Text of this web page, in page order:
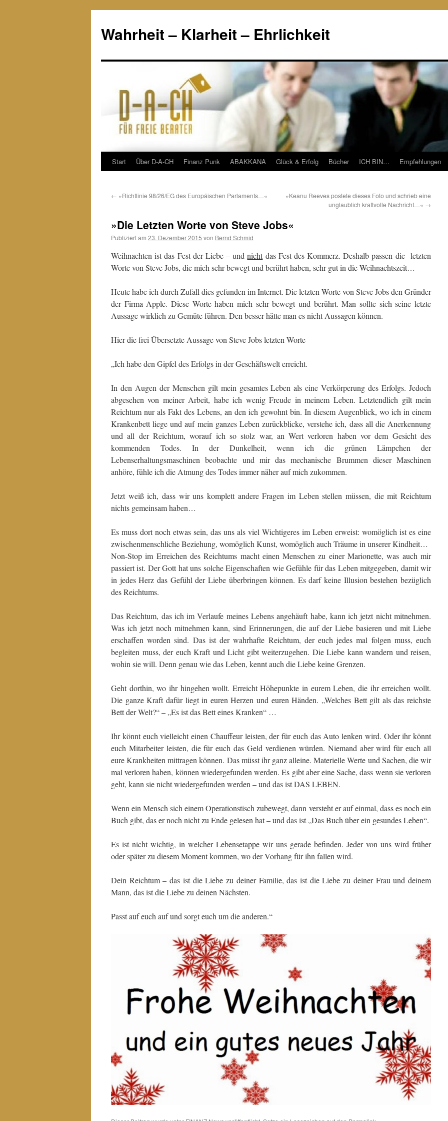
Wahrheit – Klarheit – Ehrlichkeit
Zum
springen
Start Über D-A-CH Finanz Punk ABAKKANA Glück & Erfolg Bücher ICH BIN… Empfehlungen
← »Richtlinie 98/26/EG des Europäischen Parlaments…«
»Keanu Reeves postete dieses Foto und schrieb eine
unglaublich kraftvolle Nachricht…« →
»Die Letzten Worte von Steve Jobs«
Publiziert am 23. Dezember 2015 von Bernd Schmid
Weihnachten ist das Fest der Liebe – undnichtdas Fest des Kommerz. Deshalb passen die letzten
Worte von Steve Jobs, die mich sehr bewegt und berührt haben, sehr gut in die Weihnachtszeit…
Heute habe ich durch Zufall dies gefunden im Internet. Die letzten Worte von Steve Jobs den Gründer
der Firma Apple. Diese Worte haben mich sehr bewegt und berührt. Man sollte sich seine letzte
Aussage wirklich zu Gemüte führen. Den besser hätte man es nicht Aussagen können.
Hier die frei Übersetzte Aussage von Steve Jobs letzten Worte
„Ich habe den Gipfel des Erfolgs in der Geschäftswelt erreicht.
In den Augen der Menschen gilt mein gesamtes Leben als eine Verkörperung des Erfolgs. Jedoch
abgesehen von meiner Arbeit, habe ich wenig Freude in meinem Leben. Letztendlich gilt mein
Reichtum nur als Fakt des Lebens, an den ich gewohnt bin. In diesem Augenblick, wo ich in einem
Krankenbett liege und auf mein ganzes Leben zurückblicke, verstehe ich, dass all die Anerkennung
und all der Reichtum, worauf ich so stolz war, an Wert verloren haben vor dem Gesicht des
kommenden Todes. In der Dunkelheit, wenn ich die grünen Lämpchen der
Lebenserhaltungsmaschinen beobachte und mir das mechanische Brummen dieser Maschinen
anhöre, fühle ich die Atmung des Todes immer näher auf mich zukommen.
Jetzt weiß ich, dass wir uns komplett andere Fragen im Leben stellen müssen, die mit Reichtum
nichts gemeinsam haben…
Es muss dort noch etwas sein, das uns als viel Wichtigeres im Leben erweist: womöglich ist es eine
zwischenmenschliche Beziehung, womöglich Kunst, womöglich auch Träume in unserer Kindheit…
Non-Stop im Erreichen des Reichtums macht einen Menschen zu einer Marionette, was auch mir
passiert ist. Der Gott hat uns solche Eigenschaften wie Gefühle für das Leben mitgegeben, damit wir
in jedes Herz das Gefühl der Liebe überbringen können. Es darf keine Illusion bestehen bezüglich
des Reichtums.
Das Reichtum, das ich im Verlaufe meines Lebens angehäuft habe, kann ich jetzt nicht mitnehmen.
Was ich jetzt noch mitnehmen kann, sind Erinnerungen, die auf der Liebe basieren und mit Liebe
erschaffen worden sind. Das ist der wahrhafte Reichtum, der euch jedes mal folgen muss, euch
begleiten muss, der euch Kraft und Licht gibt weiterzugehen. Die Liebe kann wandern und reisen,
wohin sie will. Denn genau wie das Leben, kennt auch die Liebe keine Grenzen.
Geht dorthin, wo ihr hingehen wollt. Erreicht Höhepunkte in eurem Leben, die ihr erreichen wollt.
Die ganze Kraft dafür liegt in euren Herzen und euren Händen. „Welches Bett gilt als das reichste
Bett der Welt?“ – „Es ist das Bett eines Kranken“ …
Ihr könnt euch vielleicht einen Chauffeur leisten, der für euch das Auto lenken wird. Oder ihr könnt
euch Mitarbeiter leisten, die für euch das Geld verdienen würden. Niemand aber wird für euch all
eure Krankheiten mittragen können. Das müsst ihr ganz alleine. Materielle Werte und Sachen, die wir
mal verloren haben, können wiedergefunden werden. Es gibt aber eine Sache, dass wenn sie verloren
geht, kann sie nicht wiedergefunden werden – und das ist DAS LEBEN.
Wenn ein Mensch sich einem Operationstisch zubewegt, dann versteht er auf einmal, dass es noch ein
Buch gibt, das er noch nicht zu Ende gelesen hat – und das ist „Das Buch über ein gesundes Leben“.
Es ist nicht wichtig, in welcher Lebensetappe wir uns gerade befinden. Jeder von uns wird früher
oder später zu diesem Moment kommen, wo der Vorhang für ihn fallen wird.
Dein Reichtum – das ist die Liebe zu deiner Familie, das ist die Liebe zu deiner Frau und deinem
Mann, das ist die Liebe zu deinen Nächsten.
Passt auf euch auf und sorgt euch um die anderen.“